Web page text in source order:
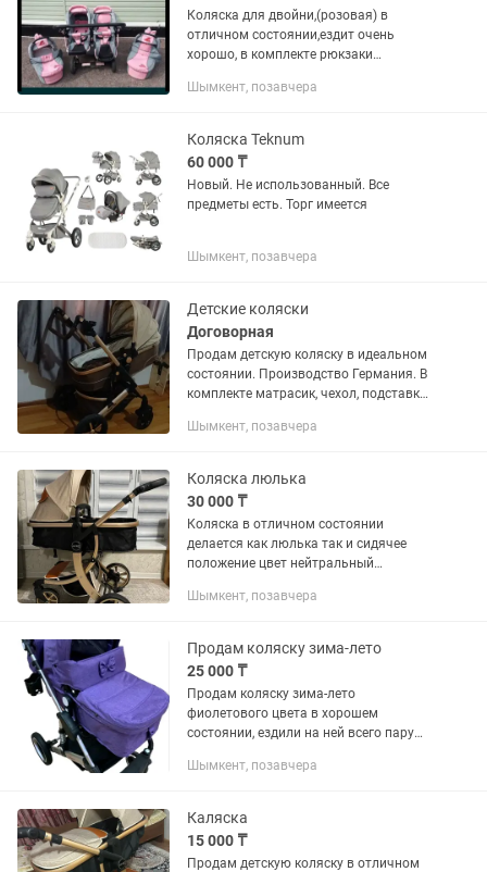
Коляска для двойни,(розовая) в
отличном состоянии,ездит очень
хорошо, в комплекте рюкзаки
пользавились аккуратно, все
посмотреть.
Шымкент, позавчера
Коляска Teknum
60 000 ₸
Новый. Не использованный. Все
предметы есть. Торг имеется
Шымкент, позавчера
Детские коляски
Договорная
Продам детскую коляску в идеальном
состоянии. Производство Германия. В
комплекте матрасик, чехол, подставка
рук, ручная сумка Портативный
Шымкент, позавчера
Коляска люлька
30 000 ₸
Коляска в отличном состоянии
делается как люлька так и сидячее
положение цвет нейтральный
мальчикам
Шымкент, позавчера
Продам коляску зима-лето
25 000 ₸
Продам коляску зима-лето
фиолетового цвета в хорошем
состоянии, ездили на ней всего пару
Пишите на , мы находимся в районе
будет...
Шымкент, позавчера
Каляска
15 000 ₸
Продам детскую коляску в отличном